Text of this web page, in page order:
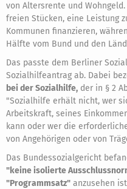
von Altersrente und
freien Stücken, eine Leistung
Kommunen finanzieren,
Hälfte vom Bund und den
Das passte dem Berliner
Sozialhilfeantrag ab. Dabei
bei der Sozialhilfe, der in § 2
"Sozialhilfe erhält nicht, wer
Arbeitskraft, seines
kann oder wer die
von Angehörigen oder von
Das Bundessozialgericht
"keine isolierte
"Programmsatz" anzusehen